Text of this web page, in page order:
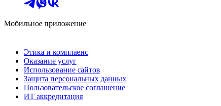
Мобильное приложение
Этика и комплаенс
Оказание услуг
Использование сайтов
Защита персональных данных
Пользовательское соглашение
ИТ аккредитация